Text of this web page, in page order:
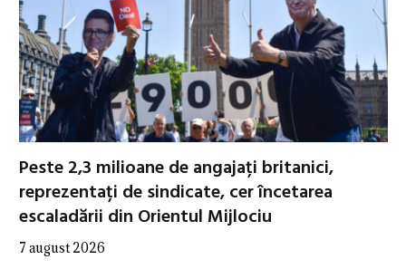
Peste 2,3 milioane de angajați britanici,
reprezentați de sindicate, cer încetarea
escaladării din Orientul Mijlociu
7 august 2026